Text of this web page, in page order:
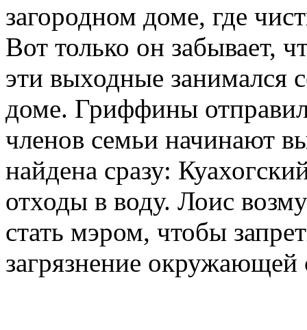
загородном доме, где
Вот только он забывает,
эти выходные занимался
доме. Гриффины
членов семьи начинают
найдена сразу:
отходы в воду. Лоис
стать мэром, чтобы
загрязнение окружающей